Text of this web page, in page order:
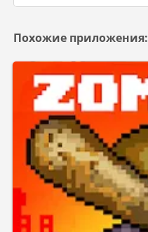
Похожие приложения: